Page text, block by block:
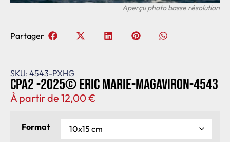
SKU: 4543-PXHG
CPA2 -2025© Eric Marie-MagAviron-4543
À partir de 12,00€
Format
Partager